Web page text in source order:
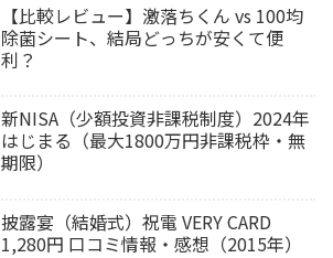
【比較レビュー】激落ちくん vs 100均
除菌シート、結局どっちが安くて便
利？
新NISA（少額投資非課税制度）2024年
はじまる（最大1800万円非課税枠・無
期限）
披露宴（結婚式）祝電 VERY CARD
1,280円 口コミ情報・感想（2015年）